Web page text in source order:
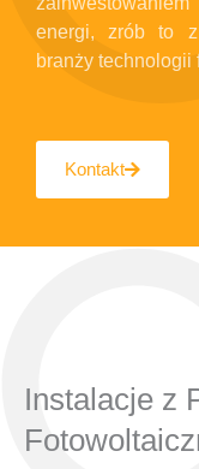
energi, zrób to z
branży technologii
Kontakt
Instalacje z